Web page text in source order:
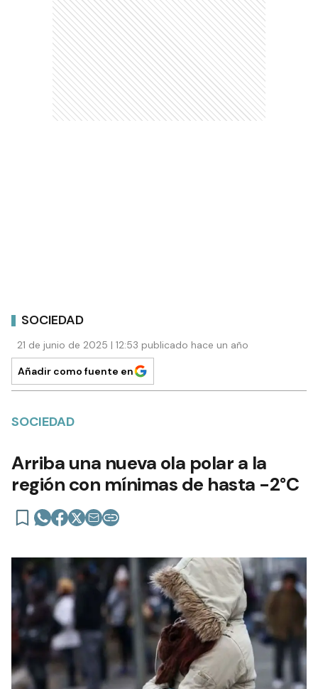
SOCIEDAD
21 de junio de 2025 | 12:53 publicado hace un año
Añadir como fuente en
SOCIEDAD
Arriba una nueva ola polar a la
región con mínimas de hasta -2°C